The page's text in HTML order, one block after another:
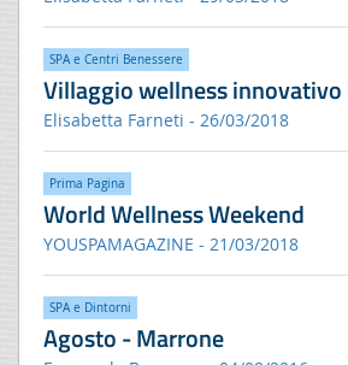
SPA e Centri Benessere
Villaggio wellness innovativo
Elisabetta Farneti - 26/03/2018
Prima Pagina
World Wellness Weekend
YOUSPAMAGAZINE - 21/03/2018
SPA e Dintorni
Agosto - Marrone